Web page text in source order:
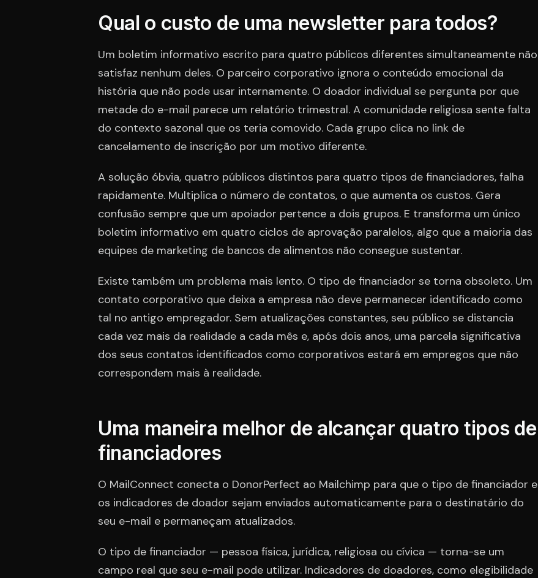
Qual o custo de uma newsletter para todos?
Um boletim informativo escrito para quatro públicos diferentes simultaneamente não
satisfaz nenhum deles. O parceiro corporativo ignora o conteúdo emocional da
história que não pode usar internamente. O doador individual se pergunta por que
metade do e-mail parece um relatório trimestral. A comunidade religiosa sente falta
do contexto sazonal que os teria comovido. Cada grupo clica no link de
cancelamento de inscrição por um motivo diferente.
A solução óbvia, quatro públicos distintos para quatro tipos de financiadores, falha
rapidamente. Multiplica o número de contatos, o que aumenta os custos. Gera
confusão sempre que um apoiador pertence a dois grupos. E transforma um único
boletim informativo em quatro ciclos de aprovação paralelos, algo que a maioria das
equipes de marketing de bancos de alimentos não consegue sustentar.
Existe também um problema mais lento. O tipo de financiador se torna obsoleto. Um
contato corporativo que deixa a empresa não deve permanecer identificado como
tal no antigo empregador. Sem atualizações constantes, seu público se distancia
cada vez mais da realidade a cada mês e, após dois anos, uma parcela significativa
dos seus contatos identificados como corporativos estará em empregos que não
correspondem mais à realidade.
Uma maneira melhor de alcançar quatro tipos de
financiadores
O MailConnect conecta o DonorPerfect ao Mailchimp para que o tipo de financiador e
os indicadores de doador sejam enviados automaticamente para o destinatário do
seu e-mail e permaneçam atualizados.
O tipo de financiador — pessoa física, jurídica, religiosa ou cívica — torna-se um
campo real que seu e-mail pode utilizar. Indicadores de doadores, como elegibilidade